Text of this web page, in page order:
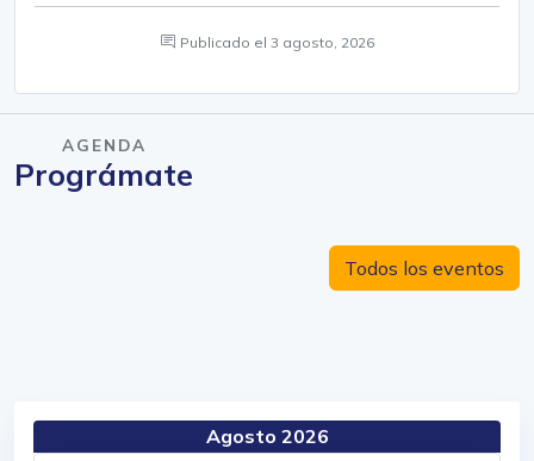
Publicado el 3 agosto, 2026
AGENDA
Prográmate
Todos los eventos
Agosto 2026